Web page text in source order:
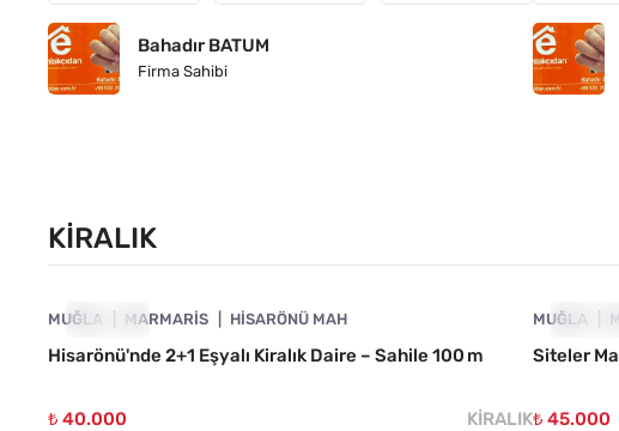
Bahadır BATUM
Firma Sahibi
KIRALIK
KIRALIK
MUĞLA MARMARIS HISARÖNÜ MAH
Hisarönü'nde 2+1 Eşyalı Kiralık Daire – Sahile 100 m
₺ 40.000 KIRALIK
MUĞLA
Siteler
₺ 45.000